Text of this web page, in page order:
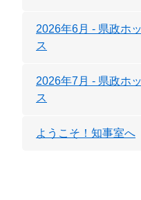
2026年6月 - 県政ホ
ス
2026年7月 - 県政ホ
ス
ようこそ！知事室へ